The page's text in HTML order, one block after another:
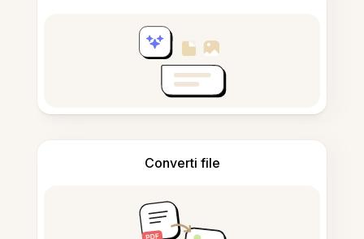
Converti file